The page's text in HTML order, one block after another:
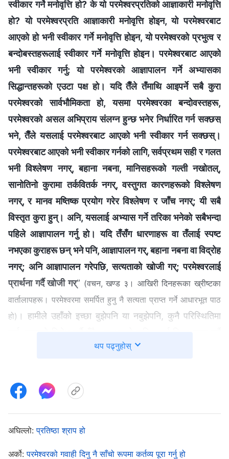
स्वीकार गर्ने मनोवृत्ति हो? के यो परमेश्‍वरप्रतिको आज्ञाकारी मनोवृत्ति
हो? यो परमेश्‍वरप्रति आज्ञाकारी मनोवृत्ति होइन, यो परमेश्‍वरबाट
आएको हो भनी स्वीकार गर्ने मनोवृत्ति होइन, यो परमेश्‍वरको प्रभुत्व र
बन्दोबस्तहरूलाई स्वीकार गर्ने मनोवृत्ति होइन। परमेश्‍वरबाट आएको
भनी स्वीकार गर्नु: यो परमेश्‍वरको आज्ञापालन गर्ने अभ्यासका
सिद्धान्तहरूको एउटा पक्ष हो। यदि तैँले तँमाथि आइपर्ने सबै कुरा
परमेश्‍वरको सार्वभौमिकता हो, यसमा परमेश्‍वरका बन्दोवस्तहरू,
परमेश्‍वरको असल अभिप्राय संलग्‍न हुन्छ भनेर निर्धारित गर्न सक्छस्
भने, तैँले यसलाई परमेश्‍वरबाट आएको भनी स्वीकार गर्न सक्छस्।
परमेश्‍वरबाट आएको भनी स्वीकार गर्नको लागि, सर्वप्रथम सही र गलत
भनी विश्‍लेषण नगर्, बहाना नबना, मानिसहरूको गल्ती नखोतल्,
सानोतिनो कुरामा तर्कवितर्क नगर्, वस्तुगत कारणहरूको विश्‍लेषण
नगर्, र मानव मष्तिष्क प्रयोग गरेर विश्‍लेषण र जाँच नगर्; यी सबै
विस्तृत कुरा हुन्। अनि, यसलाई अभ्यास गर्ने तरिका भनेको सबैभन्दा
पहिले आज्ञापालन गर्नु हो। यदि तँसँग धारणाहरू वा तँलाई स्पष्ट
नभएका कुराहरू छन् भने पनि, आज्ञापालन गर्, बहाना नबना वा विद्रोह
नगर्; अनि आज्ञापालन गरेपछि, सत्यताको खोजी गर्; परमेश्‍वरलाई
प्रार्थना गर्दै खोजी गर्” (वचन, खण्ड ३। आखिरी दिनहरूका ख्रीष्टका
वार्तालापहरू। परमेश्‍वरमा समर्पित हुनु नै सत्यता प्राप्त गर्ने आधारभूत पाठ
हो) । हामीले उहाँको इच्छा बुझेपनि या नबुझेपनि, कुनै परिस्थितिमा
हुँदैन भनी परमेश्‍वर भन्नुहुन्छ। परमेश्‍वरले हामीलाई जुन परिस्थितिमा
यो परमेश्‍वरबाट नै आएको कुरा हो भनी स्वीकार गर्ने व्यवहार हो। कुनै
कुरा घट्दा मैले यसलाई सधैँ बाहिरबाट हेरेँ, ठीक र बेठीक विश्लेषण
गरेँ यो र त्यो भन्दै गुनासो गरेँ। मैले सधैँ समूह अगुवा लापरबाह र
आफ्नो कर्तव्यमा गैरजिम्मेवार भएको, त्यसले मेरो कामलाई असर
गरिरहेको, अनि मलाई धेरै अनावश्यक प्रयास गर्न लगाइएरहेको छ
थप पढ्नुहोस्
अघिल्लो:प्रतिष्ठा श्राप हो
अर्को:परमेश्‍वरको गवाही दिनु नै साँचो रूपमा कर्तव्य पूरा गर्नु हो